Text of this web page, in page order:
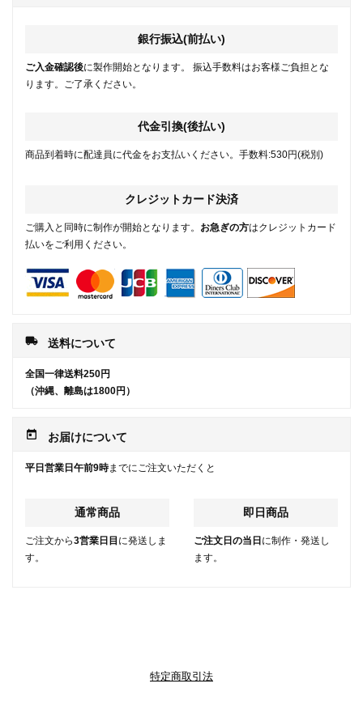
銀行振込(前払い)
ご入金確認後に製作開始となります。 振込手数料はお客様ご負担とな
ります。ご了承ください。
代金引換(後払い)
商品到着時に配達員に代金をお支払いください。手数料:530円(税別)
クレジットカード決済
ご購入と同時に制作が開始となります。 お急ぎの方はクレジットカード
払いをご利用ください。
local_shipping 送料について
全国一律送料250円
（沖縄、離島は1800円）
today お届けについて
平日営業日午前9時までにご注文いただくと
通常商品
ご注文から3営業日目 に発送しま
す。
即日商品
ご注文日の当日 に制作・発送し
ます。
特定商取引法